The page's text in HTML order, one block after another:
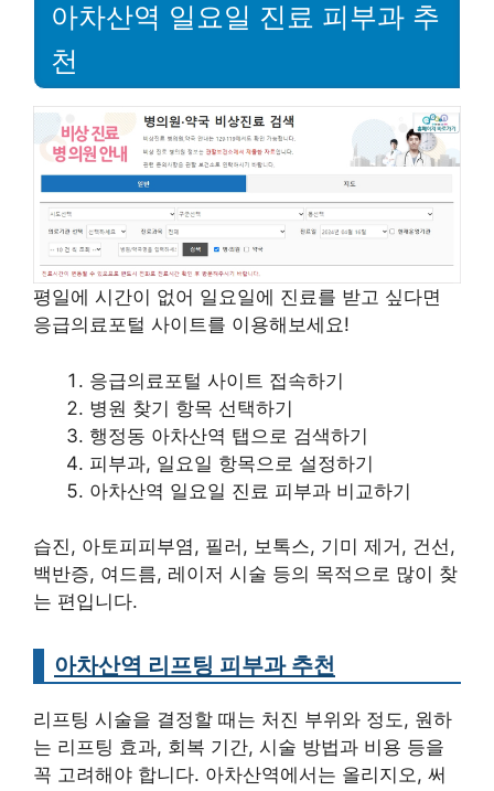
아차산역 일요일 진료 피부과 추
천
평일에 시간이 없어 일요일에 진료를 받고 싶다면
응급의료포털 사이트를 이용해보세요!
응급의료포털 사이트 접속하기
병원 찾기 항목 선택하기
행정동 아차산역 탭으로 검색하기
피부과, 일요일 항목으로 설정하기
아차산역 일요일 진료 피부과 비교하기
습진, 아토피피부염, 필러, 보톡스, 기미 제거, 건선,
백반증, 여드름, 레이저 시술 등의 목적으로 많이 찾
는 편입니다.
아차산역 리프팅 피부과 추천
리프팅 시술을 결정할 때는 처진 부위와 정도, 원하
는 리프팅 효과, 회복 기간, 시술 방법과 비용 등을
꼭 고려해야 합니다. 아차산역에서는 올리지오, 써